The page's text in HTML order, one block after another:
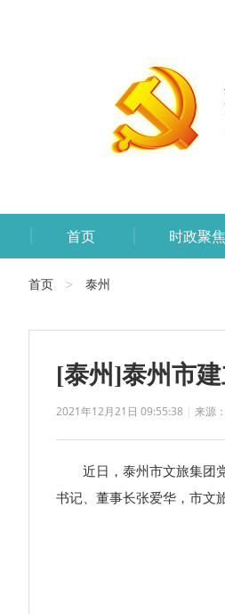
首页 时政聚焦
首页 > 泰州
[泰州]泰州市
2021年12月21日 09:55:38 | 来源
近日，泰州市文旅集团党
书记、董事长张爱华，市文